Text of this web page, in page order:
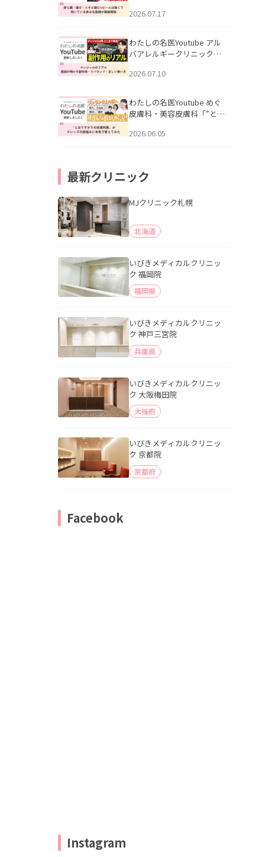
跡にVビームは効く？向いて
説」を公開いたしました。
2026.07.17
わたしの名医Youtube アル
バアレルギークリニック札
医師が明かす副作用・リバ
公開いたしました。
2026.07.10
わたしの名医Youtube めぐ
皮膚科・美容皮膚科「”とお
ッズの肌悩みに本気で答え
2026.06.05
最新クリニック
MJクリニック札幌
北海道
いびきメディカルクリニッ
ク 福岡院
福岡県
いびきメディカルクリニッ
ク 神戸三宮院
兵庫県
いびきメディカルクリニッ
ク 大阪梅田院
大阪府
いびきメディカルクリニッ
ク 京都院
京都府
Facebook
Instagram